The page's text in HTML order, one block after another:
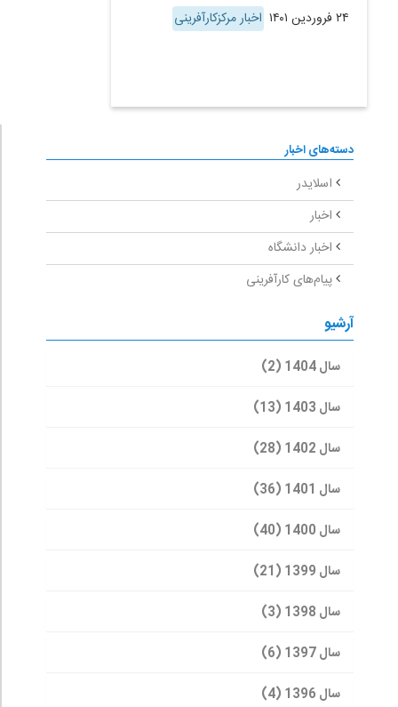
۲۴ فروردین ۱۴۰۱ اخبار مرکزکارآفرینی
دسته‌های اخبار
اسلایدر
اخبار
اخبار دانشگاه
پیام‌های کارآفرینی
آرشیو
سال 1404 (2)
سال 1403 (13)
سال 1402 (28)
سال 1401 (36)
سال 1400 (40)
سال 1399 (21)
سال 1398 (3)
سال 1397 (6)
سال 1396 (4)